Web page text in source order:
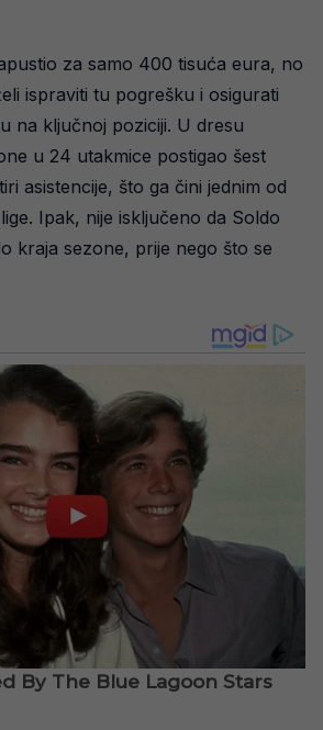
za samo 400 tisuća eura, no
ispraviti tu pogrešku i osigurati
na ključnoj poziciji. U dresu
u 24 utakmice postigao šest
asistencije, što ga čini jednim od
Ipak, nije isključeno da Soldo
kraja sezone, prije nego što se